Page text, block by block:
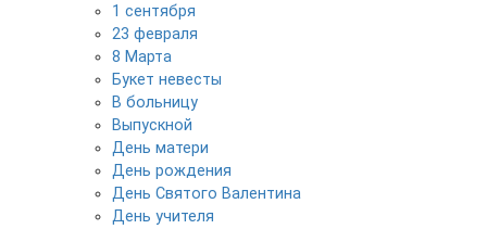
1 сентября
23 февраля
8 Марта
Букет невесты
В больницу
Выпускной
День матери
День рождения
День Святого Валентина
День учителя